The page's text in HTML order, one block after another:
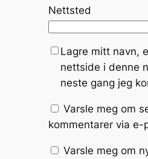
Nettsted
Lagre mitt navn,
nettside i denne
neste gang jeg
Varsle meg om
kommentarer via e-
Varsle meg om